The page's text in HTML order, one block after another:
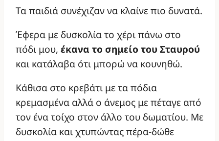
Τα παιδιά συνέχιζαν να κλαίνε πιο δυνατά.
Έφερα με δυσκολία το χέρι πάνω στο
πόδι μου, έκανα το σημείο του Σταυρού
και κατάλαβα ότι μπορώ να κουνηθώ.
Κάθισα στο κρεβάτι με τα πόδια
κρεμασμένα αλλά ο άνεμος με πέταγε από
τον ένα τοίχο στον άλλο του δωματίου. Με
δυσκολία και χτυπώντας πέρα-δώθε